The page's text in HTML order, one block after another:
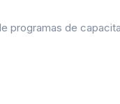
programas de